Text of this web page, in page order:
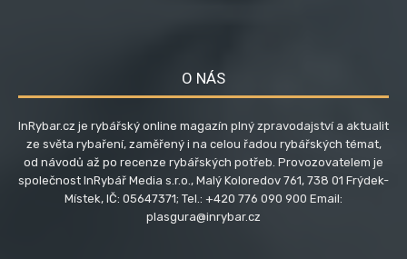
O NÁS
InRybar.cz je rybářský online magazín plný zpravodajství a aktualit
ze světa rybaření, zaměřený i na celou řadou rybářských témat,
od návodů až po recenze rybářských potřeb. Provozovatelem je
společnost InRybář Media s.r.o., Malý Koloredov 761, 738 01 Frýdek-
Místek, IČ: 05647371; Tel.: +420 776 090 900 Email:
plasgura@inrybar.cz